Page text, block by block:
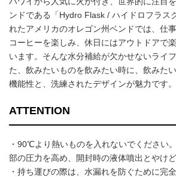
ンドである「Hydro Flask / ハイドロフラス
れたアメリカのオレゴン州ベンドでは、仕
コーヒーを楽しみ、休日にはアウトドアで
います。そんな水分補給が欠かせないライ
た、飲みたいものを飲みたい時に、飲みた
機能性と、洗練されたデザインが魅力です。
ATTENTION
・90℃より熱いものを入れないでください
部の圧力を高め、開封時の液体噴出とやけ
・持ち運びの際は、水漏れを防ぐために完